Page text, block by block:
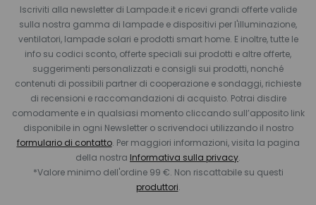
Iscriviti alla newsletter di Lampade.it e ricevi grandi offerte valide
sulla nostra gamma di lampade e dispositivi per l'illuminazione,
ventilatori, lampade solari e prodotti smart home. E inoltre, tutte le
info su codici sconto, offerte speciali sui prodotti e altre offerte,
suggerimenti personalizzati e consigli sui prodotti, nonché
contenuti di possibili partner di cooperazione e sondaggi, richieste
di recensioni e raccomandazioni di acquisto. Potrai disdire
comodamente e in qualsiasi momento cliccando sull’apposito link
disponibile in ogni Newsletter o scrivendoci utilizzando il nostro
formulario di contatto. Per maggiori informazioni, visita la pagina
della nostra Informativa sulla privacy.
*Valore minimo dell'ordine 99 €. Non riscattabile su questi
produttori.